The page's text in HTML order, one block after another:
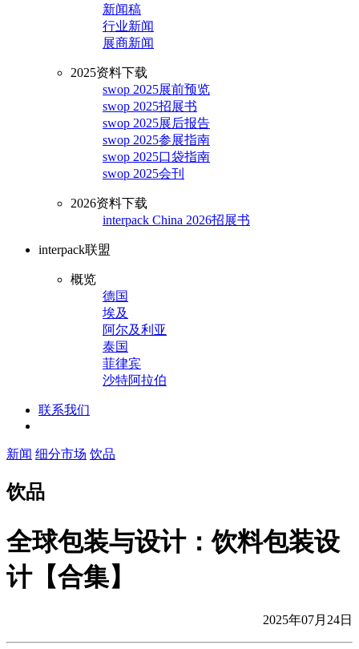
新闻稿
行业新闻
展商新闻
2025资料下载
swop 2025展前预览
swop 2025招展书
swop 2025展后报告
swop 2025参展指南
swop 2025口袋指南
swop 2025会刊
2026资料下载
interpack China 2026招展书
interpack联盟
概览
德国
埃及
阿尔及利亚
泰国
菲律宾
沙特阿拉伯
联系我们
新闻 细分市场 饮品
饮品
全球包装与设计：饮料包装设
计【合集】
2025年07月24日